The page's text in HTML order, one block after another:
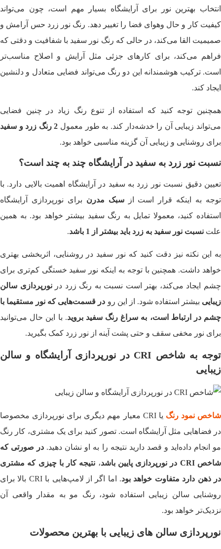
انتخاب بهترین نور برای آرایشگاه بسیار مهم است، چون می‌تواند
کیفیت کار و حال‌ وهوای فضا را تغییر دهد. رنگ نور زرد حس آرامش و
صمیمیت القا می‌کند، در حالی که رنگ نور سفید با شفافیت و دقتی که
فراهم می‌کند، برای کارهای جزئی مثل آرایش و اصلاح مناسب‌تر
است. ترکیب هوشمندانه این دو رنگ می‌تواند فضایی متعادل و دلنشین
ایجاد کند.
همچنین توجه کنید که استفاده از تنوع رنگ زیاد در چنین فضایی
می‌‌تواند زیبایی آن را خدشه‌دار کند. به طور معمول 2 رنگ زرد و سفید
برای روشنایی و زیبایی آن گزینه مناسبی خواهد بود.
نسبت نور زرد به سفید در آرایشگاه چند به چند است؟
تعیین دقیق نسبت نور زرد به سفید در آرایشگاه اهمیت بالایی دارد. با
توجه به اینکه قرار است ازسبک مدرن برای نورپردازی آرایشگاه
استفاده کنید، معمولا تمایل به رنگ سفید بیشتر خواهد بود. به همین
علت نسبت نور سفید به زرد باید بیشتر از 1 باشد .
به این نکته نیز دقت کنید که نور سفید در روشنایی، اثربخشی بهتری
خواهد داشت. همچنین با توجه به اینکه نور سفید خستگی کم‌تری برای
چشم ایجاد می‌کند، بهتر است نسبت به رنگ زرد درنورپردازی سالن
زیبایی بیشتر استفاده شود. از این رو در قسمت‌هایی که نور مستقیما با
چشم در ارتباط است، به سراغ رنگ سفید بروید. با این حال می‌توانید
برای نور مخفی سقف و حتی پشت آینه از نور زرد کمک بگیرید.
توجه به شاخص CRI در نورپردازی آرایشگاه و سالن
زیبایی
شاخص نمود رنگ
یا CRI معیار مهم دیگری برای نورپردازی مخصوصا
در فضاهایی مثل آرایشگاه است. تصور کنید برای یک مشتری، کار رنگ
مو انجام داده‌اید و قصد دارید نتیجه را به او نشان دهید. در صورتی که
شاخصCRI در نورپردازی پایین باشد، نتیجه کار با چیزی که مشتری
در ذهن دارد متفاوت خواهد بود
. اما اگر از لامپ‌هایی با CRI بالا برای
روشنایی سالن زیبایی استفاده شود، رنگ مو به مقدار واقعی آن
نزدیک‌تر خواهد بود.
نورپردازی سالن های زیبایی با بهترین محصولات